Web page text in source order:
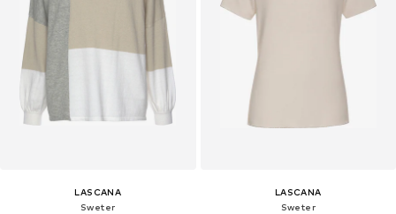
LASCANA
Sweter
LASCANA
Sweter